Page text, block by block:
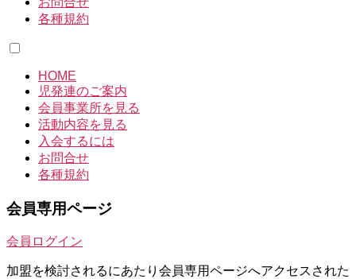
各種規約
HOME
児発連のご案内
会員事業所を見る
活動内容を見る
入会するには
お問合せ
各種規約
会員専用ページ
会員ログイン
加盟を検討されるにあたり会員専用ページへアクセスされた